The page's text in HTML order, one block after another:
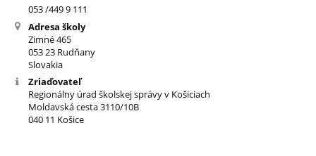
053 /449 9 111
Adresa školy
Zimné 465
053 23 Rudňany
Slovakia
Zriaďovateľ
Regionálny úrad školskej správy v Košiciach
Moldavská cesta 3110/10B
040 11 Košice